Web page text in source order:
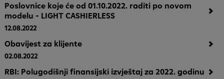
Poslovnice koje će od 01.10.2022. raditi po novom
modelu - LIGHT CASHIERLESS
12.08.2022
Obavijest za klijente
02.08.2022
RBI: Polugodišnji finansijski izvještaj za 2022. godinu